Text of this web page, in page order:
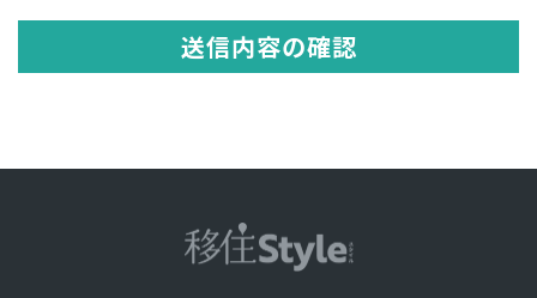
情報」以外のものをいい，ご利用いただいたサービスやご購入いただ
いた商品，ご覧になったページや広告の履歴，ユーザーが検索された
検索キーワード，ご利用日時，ご利用の方法，ご利用環境，郵便番号
第２条（プライバシー情報の収集方法）
番号，メールアドレス，銀行口座番号，クレジットカード番号，運転
免許証番号などの個人情報をお尋ねすることがあります。また，ユー
ザーと提携先などとの間でなされたユーザーの個人情報を含む取引記
送信内容の確認